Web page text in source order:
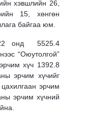
хэвшлийн 26,
15, хөнгөн
байгаа юм.
онд 5525.4
“Оюутолгой”
хүч 1392.8
эрчим хүчийг
эрчим
эрчим хүчний